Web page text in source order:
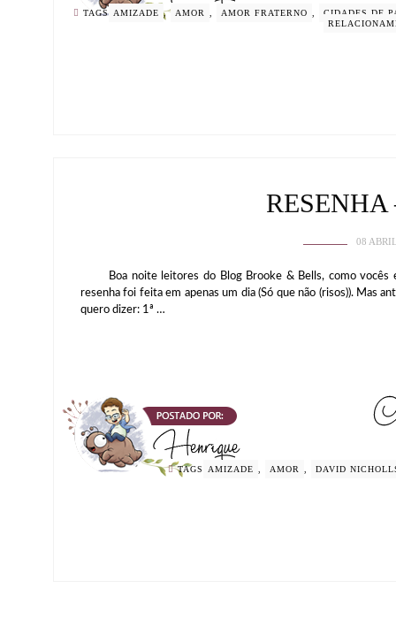
TAGS AMIZADE , AMOR , AMOR FRATERNO ,
CIDADES DE
08
Boa noite leitores do Blog Brooke & Bells, como vocês
resenha foi feita em apenas um dia (Só que não (risos)). Mas
quero dizer: 1ª …
TAGS AMIZADE AMOR DAVID